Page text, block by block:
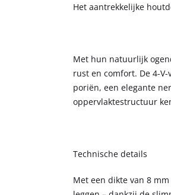
Het aantrekkelijke
Met hun natuurlijk
rust en comfort. De 4-
poriën, een elegante
oppervlaktestructuur
Technische details
Met een dikte van 8